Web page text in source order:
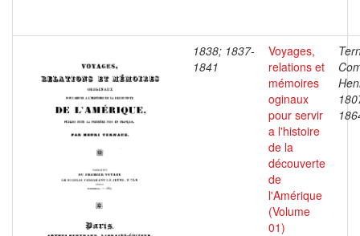
1838; 1837-
1841
Voyages,
relations et
mémoires
oginaux
pour servir
a l'histoire
de la
découverte
de
l'Amérique
(Volume
01)